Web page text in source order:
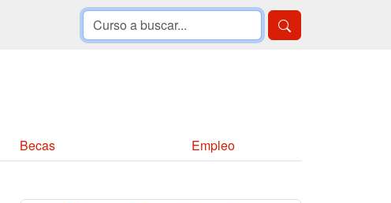
Becas Empleo